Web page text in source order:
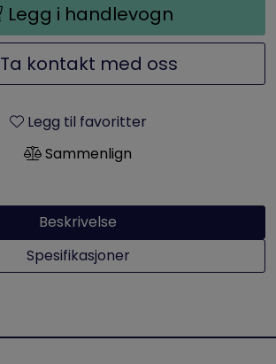
Legg i handlevogn
Ta kontakt med oss
Legg til favoritter
Sammenlign
Beskrivelse
Spesifikasjoner